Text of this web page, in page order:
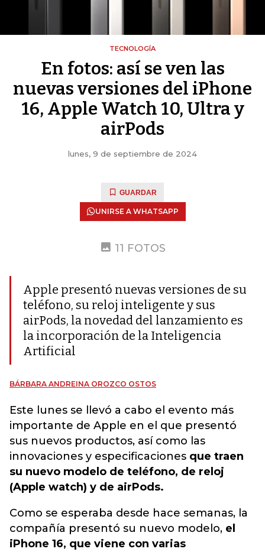
TECNOLOGÍA
En fotos: así se ven las
nuevas versiones del iPhone
16, Apple Watch 10, Ultra y
airPods
lunes, 9 de septiembre de 2024
GUARDAR
UNIRSE A WHATSAPP
11 FOTOS
Apple presentó nuevas versiones de su
teléfono, su reloj inteligente y sus
airPods, la novedad del lanzamiento es
la incorporación de la Inteligencia
Artificial
BÁRBARA ANDREINA OROZCO OSTOS
Este lunes se llevó a cabo el evento más
importante de Apple en el que presentó
sus nuevos productos, así como las
innovaciones y especificaciones que traen
su nuevo modelo de teléfono, de reloj
(Apple watch) y de airPods.
Como se esperaba desde hace semanas, la
compañía presentó su nuevo modelo, el
iPhone 16, que viene con varias